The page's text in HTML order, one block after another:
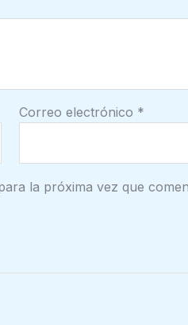
Correo electrónico *
la próxima vez que